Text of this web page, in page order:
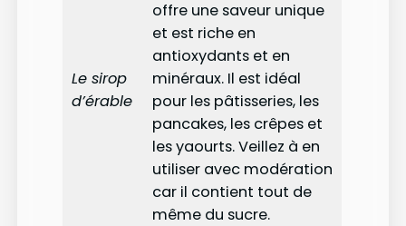
Le sirop
d’érable
offre une saveur unique
et est riche en
antioxydants et en
minéraux. Il est idéal
pour les pâtisseries, les
pancakes, les crêpes et
les yaourts. Veillez à en
utiliser avec modération
car il contient tout de
même du sucre.